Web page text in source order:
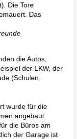
Die Tore
Das
die Autos,
der LKW, der
(Schulen,
wurde für die
angebaut.
die Büros am
der Garage ist